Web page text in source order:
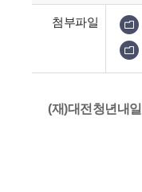
첨부파일
(재)대전청년내